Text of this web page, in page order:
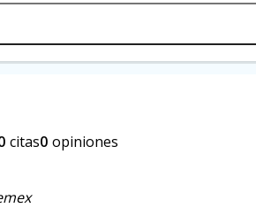
citas0 opiniones